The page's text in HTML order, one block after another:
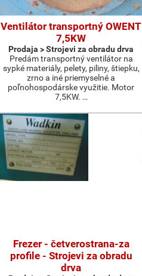
Ventilátor transportný OWENT
7,5KW
Prodaja > Strojevi za obradu drva
Predám transportný ventilátor na
sypké materiály, pelety, piliny, štiepku,
zrno a iné priemyselné a
poľnohospodárske využitie. Motor
7,5KW. …
Frezer - četverostrana-za
profile - Strojevi za obradu
drva